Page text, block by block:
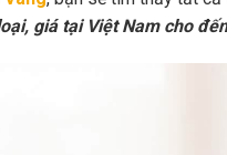
giá tại Việt Nam cho